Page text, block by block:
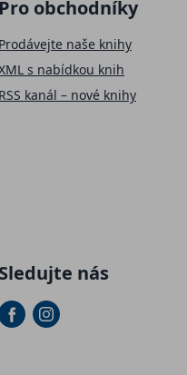
Pro obchodníky
Prodávejte naše knihy
s nabídkou knih
RSS kanál – nové knihy
Sledujte nás
a sleva na první